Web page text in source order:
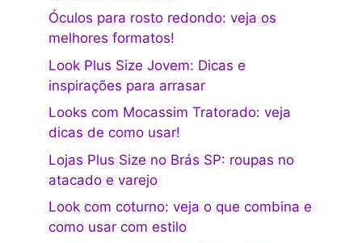
Óculos para rosto redondo: veja os
melhores formatos!
Look Plus Size Jovem: Dicas e
inspirações para arrasar
Looks com Mocassim Tratorado: veja
dicas de como usar!
Lojas Plus Size no Brás SP: roupas no
atacado e varejo
Look com coturno: veja o que combina e
como usar com estilo